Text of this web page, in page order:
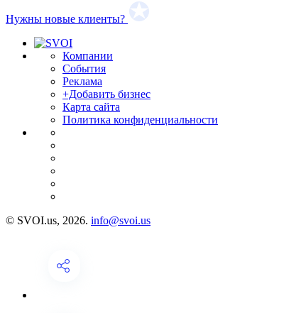
Нужны новые клиенты?
Компании
События
Реклама
+Добавить бизнес
Карта сайта
Политика конфиденциальности
© SVOI.us, 2026. info@svoi.us